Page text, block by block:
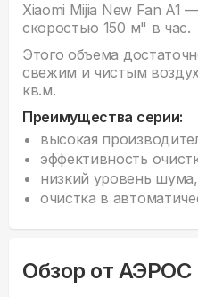
Xiaomi Mijia New Fan A1
скоростью 150 м" в час.
Этого объема
свежим и чистым
кв.м.
Преимущества серии:
высокая
эффективность
низкий уровень шума,
очистка в
Обзор от АЭРОС